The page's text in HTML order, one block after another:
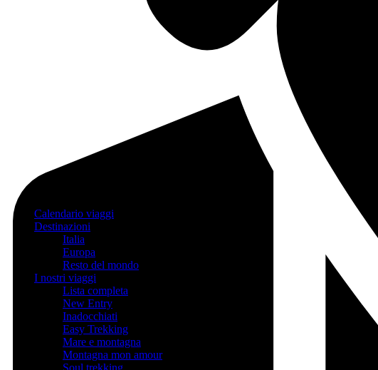
Calendario viaggi
Destinazioni
Italia
Europa
Resto del mondo
I nostri viaggi
Lista completa
New Entry
Inadocchiati
Easy Trekking
Mare e montagna
Montagna mon amour
Soul trekking